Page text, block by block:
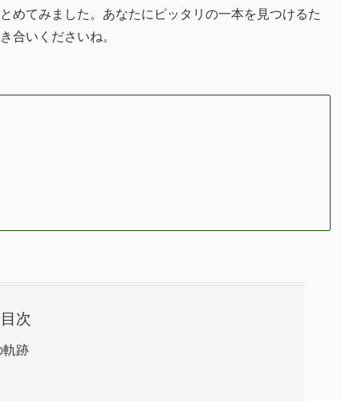
めてみました。あなたにピッタリの一本を見つけるた
合いくださいね。
目次
軌跡